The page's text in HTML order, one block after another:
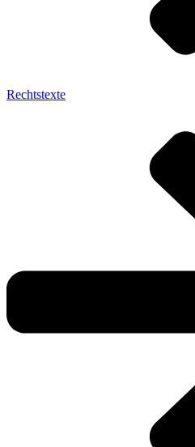
Rechtstexte